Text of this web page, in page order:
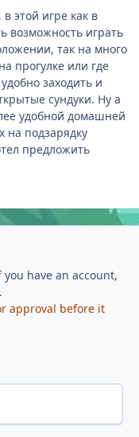
этой игре как в
возможность играть
так на много
прогулке или где
заходить и
сундуки. Ну а
удобной домашней
на подзарядку
предложить
have an account,
approval before it